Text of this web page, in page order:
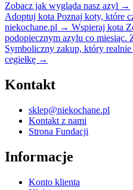
Zobacz jak wygląda nasz azyl →
Adoptuj kota Poznaj koty, które
niekochane.pl → Wspieraj kota
podopiecznym azylu co miesiąc.
Symboliczny zakup, który realnie
cegiełkę →
Kontakt
sklep@niekochane.pl
Kontakt z nami
Strona Fundacji
Informacje
Konto klienta